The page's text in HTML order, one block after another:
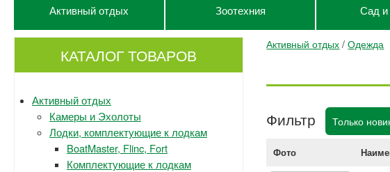
Активный отдых Зоотехния Сад и
КАТАЛОГ ТОВАРОВ
Активный отдых
Камеры и Эхолоты
Лодки, комплектующие к лодкам
BoatMaster, Flinc, Fort
Комплектующие к лодкам
Активный отдых /Одежда
Фильтр Только
Фото